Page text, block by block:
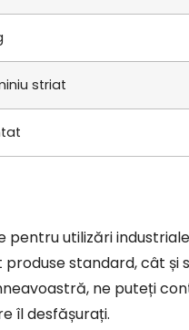
striat
utilizări
standard, cât și
ne puteți
îl desfășurați.